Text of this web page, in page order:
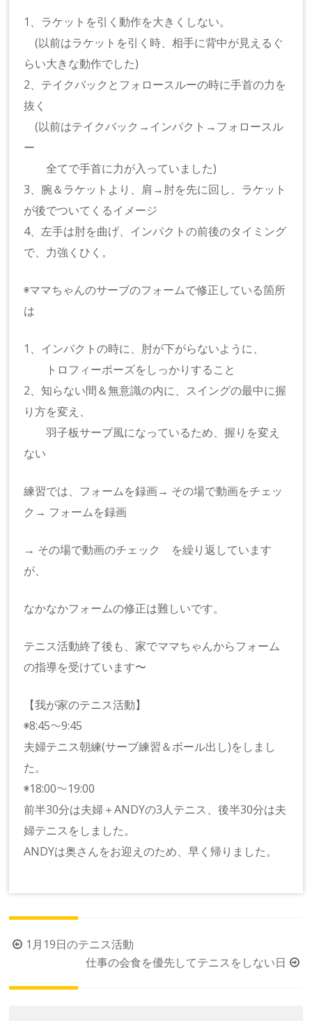
1、ラケットを引く動作を大きくしない。
(以前はラケットを引く時、相手に背中が見えるぐ
らい大きな動作でした)
2、テイクバックとフォロースルーの時に手首の力を
抜く
(以前はテイクバック→インパクト→フォロースル
ー
全てで手首に力が入っていました)
3、腕＆ラケットより、肩→肘を先に回し、ラケット
が後でついてくるイメージ
4、左手は肘を曲げ、インパクトの前後のタイミング
で、力強くひく。
◉ママちゃんのサーブのフォームで修正している箇所
は
1、インパクトの時に、肘が下がらないように、
トロフィーポーズをしっかりすること
2、知らない間＆無意識の内に、スイングの最中に握
り方を変え、
羽子板サーブ風になっているため、握りを変え
ない
練習では、フォームを録画→ その場で動画をチェッ
ク→ フォームを録画
→ その場で動画のチェック を繰り返しています
が、
なかなかフォームの修正は難しいです。
テニス活動終了後も、家でママちゃんからフォーム
の指導を受けています〜
【我が家のテニス活動】
◉8:45〜9:45
夫婦テニス朝練(サーブ練習＆ボール出し)をしまし
た。
◉18:00〜19:00
前半30分は夫婦＋ANDYの3人テニス、後半30分は夫
婦テニスをしました。
ANDYは奥さんをお迎えのため、早く帰りました。
投
ナ
1月19日のテニス活動
仕事の会食を優先してテニスをしない日